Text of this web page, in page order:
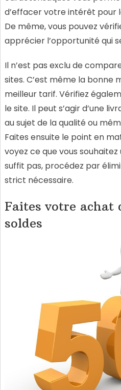
d’effacer votre intérêt pour
De même, vous pouvez
apprécier l’opportunité qui
Il n’est pas exclu de
sites. C’est même la bonne
meilleur tarif. Vérifiez
le site. Il peut s’agir d’une
au sujet de la qualité ou
Faites ensuite le point en
voyez ce que vous
suffit pas, procédez par
strict nécessaire.
Faites votre achat
soldes